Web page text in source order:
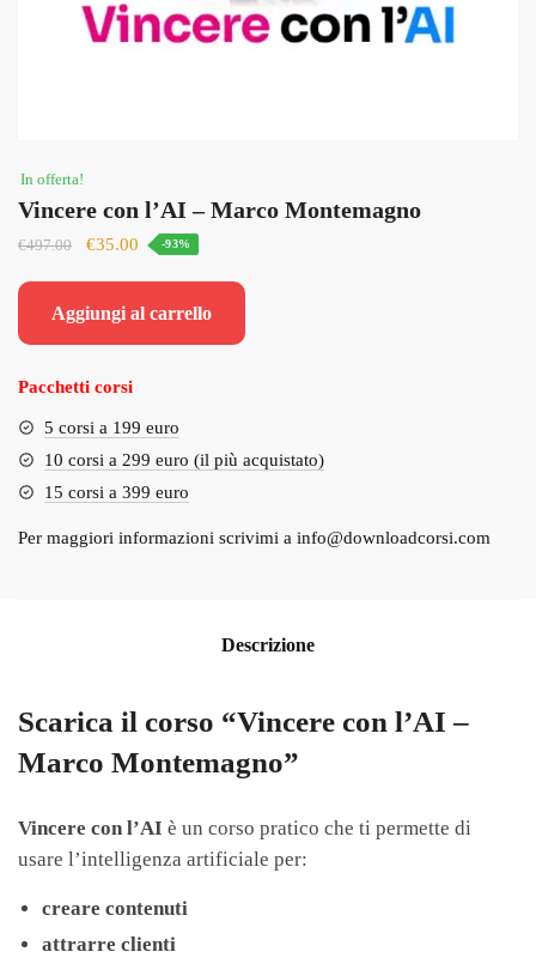
In offerta!
Vincere con l’AI – Marco Montemagno
€497.00
Il
era:
€35.00 Il
è:
-93%
Aggiungi al carrello
Pacchetti corsi
5 corsi a 199 euro
10 corsi a 299 euro (il più acquistato)
15 corsi a 399 euro
Per maggiori informazioni scrivimi a info@downloadcorsi.com
Descrizione
Scarica il corso “Vincere con l’AI –
Marco Montemagno”
Vincere con l’AI è un corso pratico che ti permette di
usare l’intelligenza artificiale per:
creare contenuti
attrarre clienti